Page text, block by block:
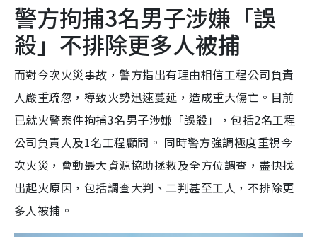
警方拘捕3名男子涉嫌「誤
殺」不排除更多人被捕
而對今次火災事故，警方指出有理由相信工程公司負責
人嚴重疏忽，導致火勢迅速蔓延，造成重大傷亡。目前
已就火警案件拘捕3名男子涉嫌「誤殺」，包括2名工程
公司負責人及1名工程顧問。 同時警方強調極度重視今
次火災，會動最大資源協助拯救及全方位調查，盡快找
出起火原因，包括調查大判、二判甚至工人，不排除更
多人被捕。